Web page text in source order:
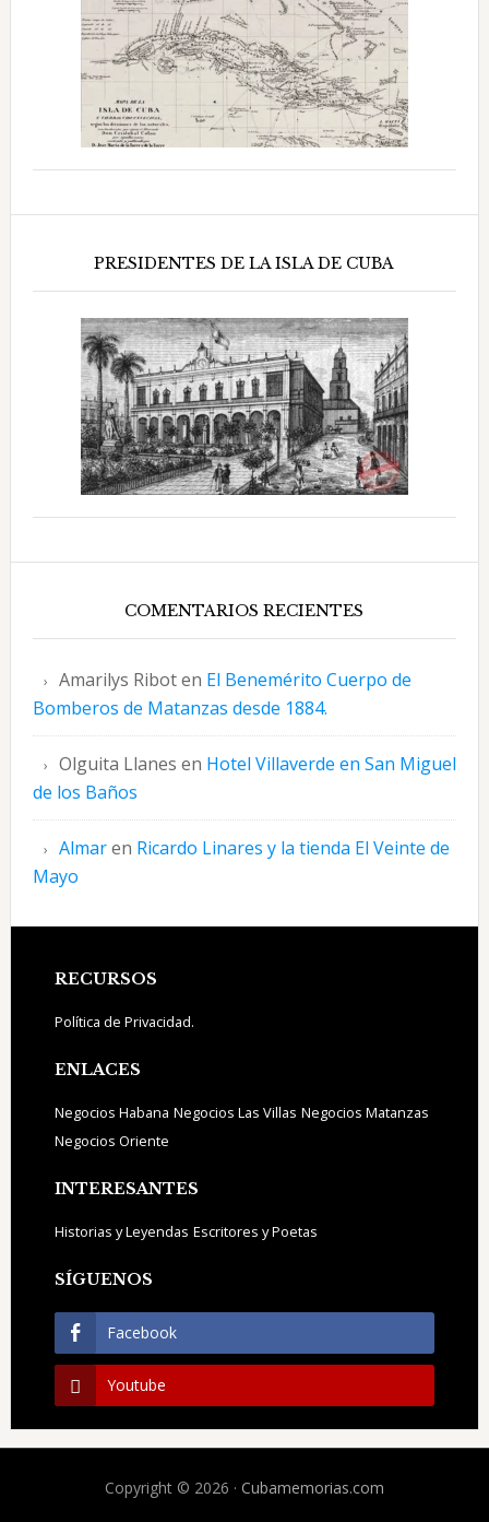
PRESIDENTES DE LA ISLA DE CUBA
COMENTARIOS RECIENTES
Amarilys Riboten El Benemérito Cuerpo de
Bomberos de Matanzas desde 1884.
Olguita Llanes en Hotel Villaverde en San Miguel
de los Baños
Almaren Ricardo Linares y la tienda El Veinte de
Mayo
Footer
RECURSOS
Política de Privacidad.
ENLACES
Negocios Habana Negocios Las Villas Negocios Matanzas
Negocios Oriente
INTERESANTES
Historias y Leyendas Escritores y Poetas
SÍGUENOS
Facebook
Youtube
Copyright © 2026 · Cubamemorias.com